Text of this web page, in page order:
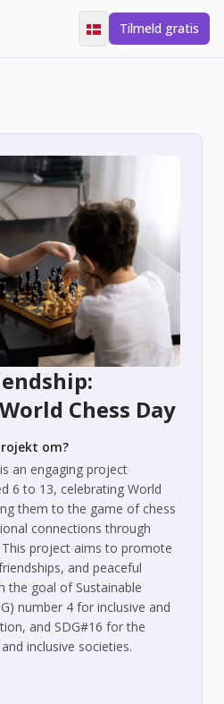
Tilmeld gratis
Chess Day
om?
an engaging project
6 to 13, celebrating World
them to the game of chess
connections through
project aims to promote
and peaceful
the goal of Sustainable
number 4 for inclusive and
and SDG#16 for the
inclusive societies.